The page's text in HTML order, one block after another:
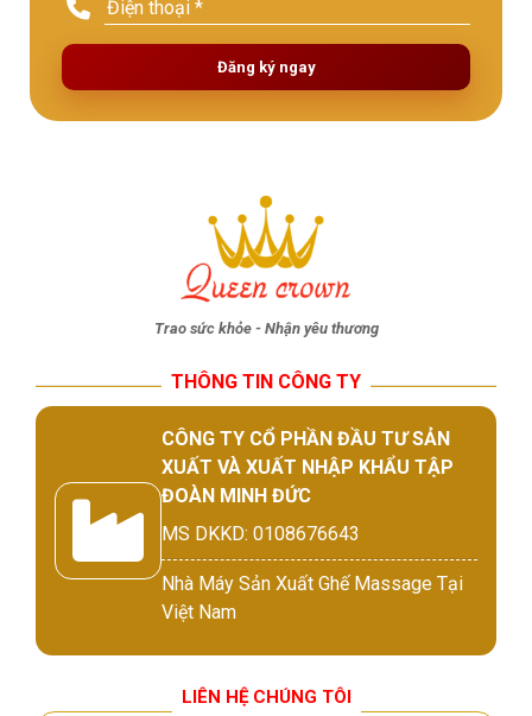
Đăng ký ngay
Trao sức khỏe - Nhận yêu thương
THÔNG TIN CÔNG TY
CÔNG TY CỔ PHẦN ĐẦU TƯ SẢN
XUẤT VÀ XUẤT NHẬP KHẨU TẬP
ĐOÀN MINH ĐỨC
MS DKKD: 0108676643
Nhà Máy Sản Xuất Ghế Massage Tại
Việt Nam
LIÊN HỆ CHÚNG TÔI